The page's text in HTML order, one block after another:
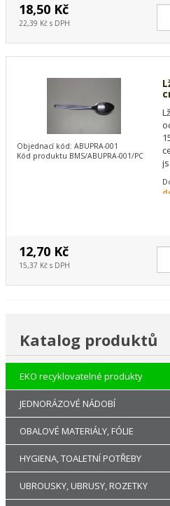
18,50 Kč
22,39 Kč s DPH
Objednací kód: ABUPRA-001
Kód produktu BMS/ABUPRA-001/PC
12,70 Kč
15,37 Kč s DPH
Katalog produktů
EKO recyklovatelné produkty
JEDNORÁZOVÉ NÁDOBÍ
OBALOVÉ MATERIÁLY, FÓLIE
HYGIENA, TOALETNÍ POTŘEBY
UBROUSKY, UBRUSY, ROZETKY